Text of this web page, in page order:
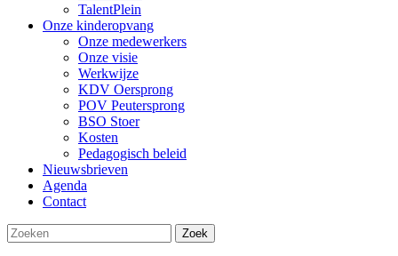
TalentPlein
Onze kinderopvang
Onze medewerkers
Onze visie
Werkwijze
KDV Oersprong
POV Peutersprong
BSO Stoer
Kosten
Pedagogisch beleid
Nieuwsbrieven
Agenda
Contact
Zoek